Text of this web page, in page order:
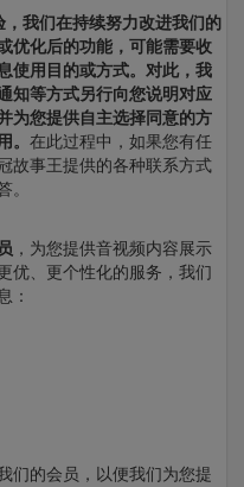
我们在持续努力改进我们的
优化后的功能，可能需要收
使用目的或方式。对此，我
知等方式另行向您说明对应
为您提供自主选择同意的方
。 在此过程中，如果您有任
故事王提供的各种联系方式
。
，为您提供音视频内容展示
优、更个性化的服务，我们
：
们的会员，以便我们为您提